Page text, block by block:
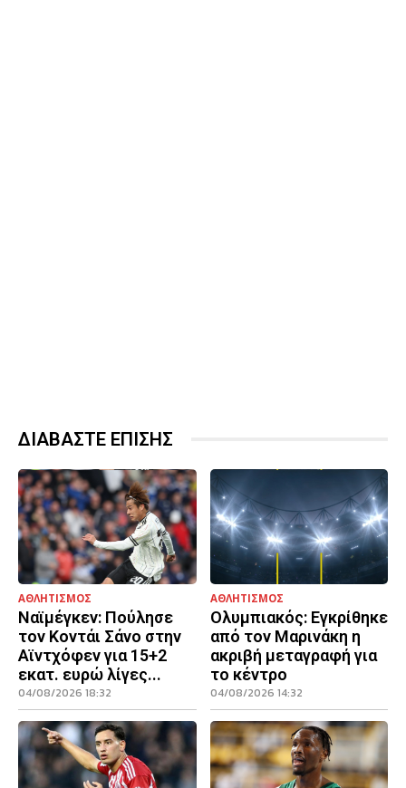
ΔΙΑΒΑΣΤΕ ΕΠΙΣΗΣ
ΑΘΛΗΤΙΣΜΟΣ
Ναϊμέγκεν: Πούλησε
τον Κοντάι Σάνο στην
Αϊντχόφεν για 15+2
εκατ. ευρώ λίγες...
04/08/2026 18:32
ΑΘΛΗΤΙΣΜΟΣ
Ολυμπιακός: Εγκρίθηκε
από τον Μαρινάκη η
ακριβή μεταγραφή για
το κέντρο
04/08/2026 14:32